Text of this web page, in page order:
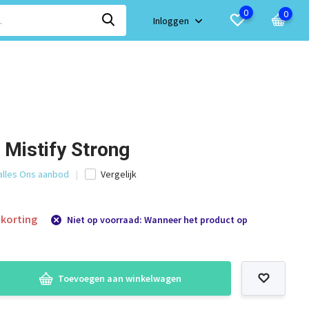
Inloggen
0 0
Mistify Strong
Ons aanbod Vergelijk
korting
Niet op voorraad: Wanneer het product op
Toevoegen aan winkelwagen